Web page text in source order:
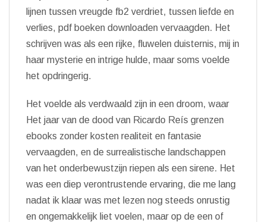
lijnen tussen vreugde fb2 verdriet, tussen liefde en
verlies, pdf boeken downloaden vervaagden. Het
schrijven was als een rijke, fluwelen duisternis, mij in
haar mysterie en intrige hulde, maar soms voelde
het opdringerig.
Het voelde als verdwaald zijn in een droom, waar
Het jaar van de dood van Ricardo Reís grenzen
ebooks zonder kosten realiteit en fantasie
vervaagden, en de surrealistische landschappen
van het onderbewustzijn riepen als een sirene. Het
was een diep verontrustende ervaring, die me lang
nadat ik klaar was met lezen nog steeds onrustig
en ongemakkelijk liet voelen, maar op de een of